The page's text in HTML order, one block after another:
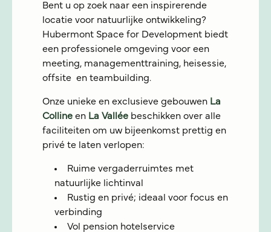
Bent u op zoek naar een inspirerende
locatie voor natuurlijke ontwikkeling?
Hubermont Space for Development biedt
een professionele omgeving voor een
meeting, managementtraining, heisessie,
offsite en teambuilding.
Onze unieke en exclusieve gebouwen La
Colline en La Vallée beschikken over alle
faciliteiten om uw bijeenkomst prettig en
privé te laten verlopen:
Ruime vergaderruimtes met
natuurlijke lichtinval
Rustig en privé; ideaal voor focus en
verbinding
Vol pension hotelservice